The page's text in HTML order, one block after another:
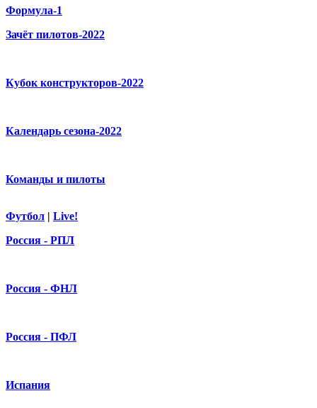
Формула-1
Зачёт пилотов-2022
Кубок конструкторов-2022
Календарь сезона-2022
Команды и пилоты
Футбол | Live!
Россия - РПЛ
Россия - ФНЛ
Россия - ПФЛ
Испания